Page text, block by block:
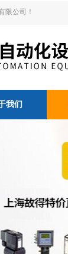
限公司！
我们